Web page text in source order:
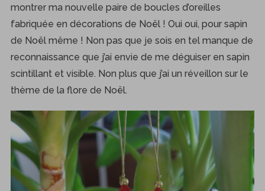
montrer ma nouvelle paire de boucles d’oreilles
fabriquée en décorations de Noël ! Oui oui, pour sapin
de Noël même ! Non pas que je sois en tel manque de
reconnaissance que j’ai envie de me déguiser en sapin
scintillant et visible. Non plus que j’ai un réveillon sur le
thème de la flore de Noël.